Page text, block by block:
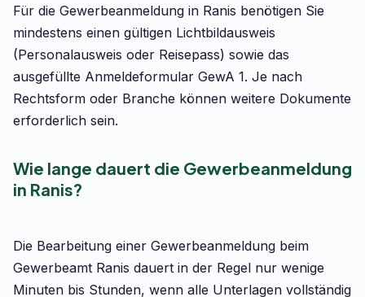
Für die Gewerbeanmeldung in Ranis benötigen Sie
mindestens einen gültigen Lichtbildausweis
(Personalausweis oder Reisepass) sowie das
ausgefüllte Anmeldeformular GewA 1. Je nach
Rechtsform oder Branche können weitere Dokumente
erforderlich sein.
Wie lange dauert die Gewerbeanmeldung
in Ranis?
Die Bearbeitung einer Gewerbeanmeldung beim
Gewerbeamt Ranis dauert in der Regel nur wenige
Minuten bis Stunden, wenn alle Unterlagen vollständig